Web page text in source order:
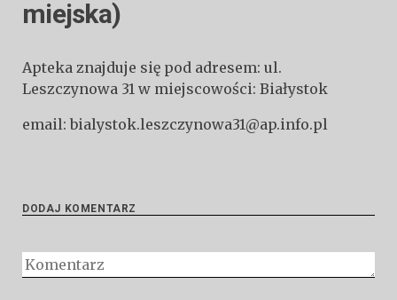
miejska)
Apteka znajduje się pod adresem: ul.
Leszczynowa 31 w miejscowości: Białystok
email: bialystok.leszczynowa31@ap.info.pl
DODAJ KOMENTARZ